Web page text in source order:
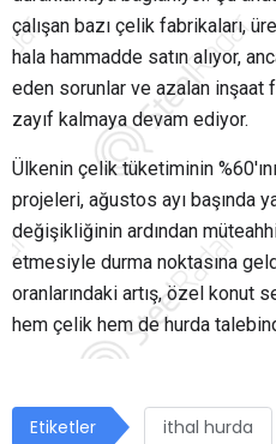
çalışan bazı çelik fabrikaları,
hala hammadde satın alıyor,
eden sorunlar ve azalan
zayıf kalmaya devam ediyor.
Ülkenin çelik tüketiminin
projeleri, ağustos ayı başında
değişikliğinin ardından
etmesiyle durma noktasına
oranlarındaki artış, özel konut
hem çelik hem de hurda
Etiketler ithal hurda